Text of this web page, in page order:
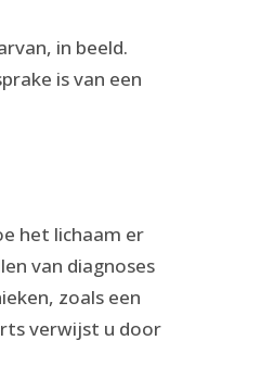
in beeld.
is van een
het lichaam er
van diagnoses
zoals een
verwijst u door